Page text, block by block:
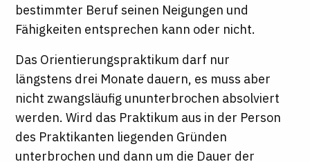
bestimmter Beruf seinen Neigungen und
Fähigkeiten entsprechen kann oder nicht.
Das Orientierungspraktikum darf nur
längstens drei Monate dauern, es muss aber
nicht zwangsläufig ununterbrochen absolviert
werden. Wird das Praktikum aus in der Person
des Praktikanten liegenden Gründen
unterbrochen und dann um die Dauer der